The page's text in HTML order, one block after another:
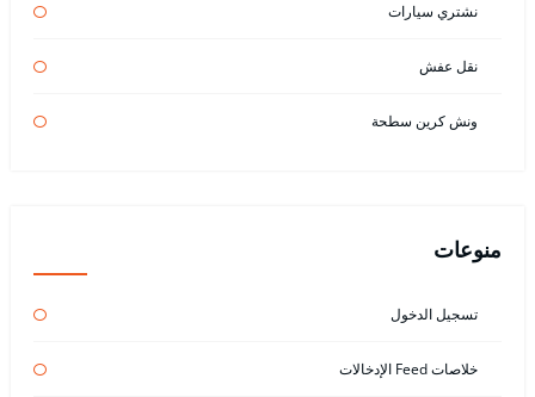
نشتري سيارات
نقل عفش
ونش كرين سطحة
منوعات
تسجيل الدخول
خلاصات Feed الإدخالات